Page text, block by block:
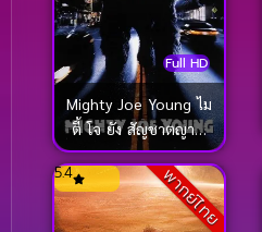
Full HD
Mighty Joe Young ไม
ตี้ โจ ยัง สัญชาตญาณ
ป่า ล่าถล่มเมือง (1998)
พากย์ไทย
5.4